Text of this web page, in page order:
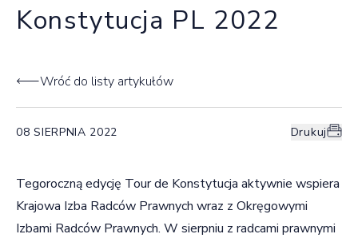
Konstytucja PL 2022
Wróć do listy artykułów
08 SIERPNIA 2022 Drukuj
Tegoroczną edycję Tour de Konstytucja aktywnie wspiera
Krajowa Izba Radców Prawnych wraz z Okręgowymi
Izbami Radców Prawnych. W sierpniu z radcami prawnymi